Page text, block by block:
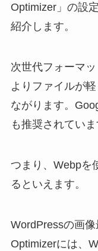
Optimizer」の設
紹介します。
次世代フォーマ
よりファイルが
ながります。
も推奨されていま
つまり、Webpを
るといえます。
WordPressの画
Optimizerには、